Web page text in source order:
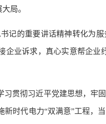
局。
的重要讲话精神转化为服
企业诉求，真心实意帮企业
彻习近平党建思想，牢固
时代电力“双满意”工程，